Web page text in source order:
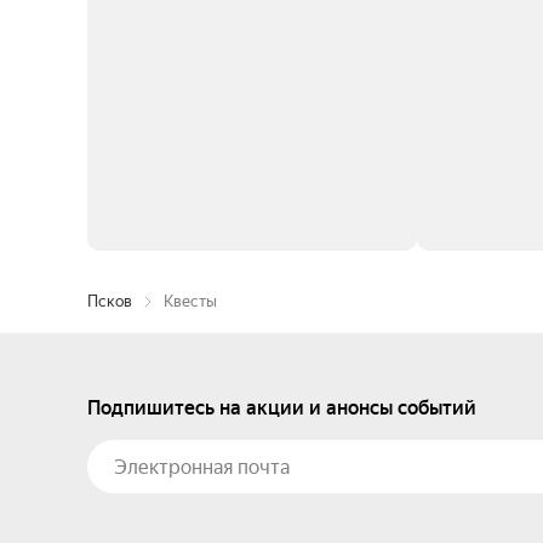
Псков Квесты
Подпишитесь на акции и анонсы событий